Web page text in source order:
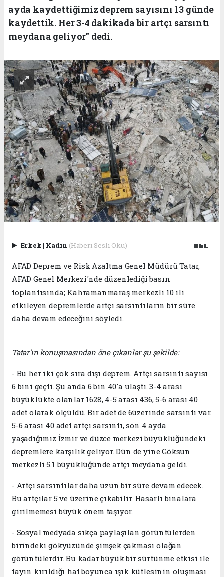
ayda kaydettiğimiz deprem sayısını 13 günde
kaydettik. Her 3-4 dakikada bir artçı sarsıntı
meydana geliyor" dedi.
Erkek| Kadın (Haberi Sesli Oku)
AFAD Deprem ve Risk Azaltma Genel Müdürü Tatar,
AFAD Genel Merkezi'nde düzenlediği basın
toplantısında; Kahramanmaraş merkezli 10 ili
etkileyen depremlerde artçı sarsıntıların bir süre
daha devam edeceğini söyledi.
Tatar'ın konuşmasından öne çıkanlar şu şekilde:
- Bu her iki çok sıra dışı deprem. Artçı sarsıntı sayısı
6 bini geçti. Şu anda 6 bin 40'a ulaştı. 3-4 arası
büyüklükte olanlar 1628, 4-5 arası 436, 5-6 arası 40
adet olarak ölçüldü. Bir adet de 6üzerinde sarsıntı var.
5-6 arası 40 adet artçı sarsıntı, son 4 ayda
yaşadığımız İzmir ve düzce merkezi büyüklüğündeki
depremlere karşılık geliyor. Dün de yine Göksun
merkezli 5.1 büyüklüğünde artçı meydana geldi.
- Artçı sarsıntılar daha uzun bir süre devam edecek.
Bu artçılar 5 ve üzerine çıkabilir. Hasarlı binalara
girilmemesi büyük önem taşıyor.
- Sosyal medyada sıkça paylaşılan görüntülerden
birindeki gökyüzünde şimşek çakması olağan
görüntülerdir. Bu kadar büyük bir sürtünme etkisi ile
fayın kırıldığı hat boyunca ışık kütlesinin oluşması